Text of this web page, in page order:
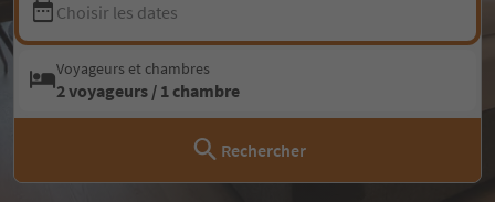
Choisir les dates
Voyageurs et chambres
2 voyageurs / 1 chambre
Rechercher